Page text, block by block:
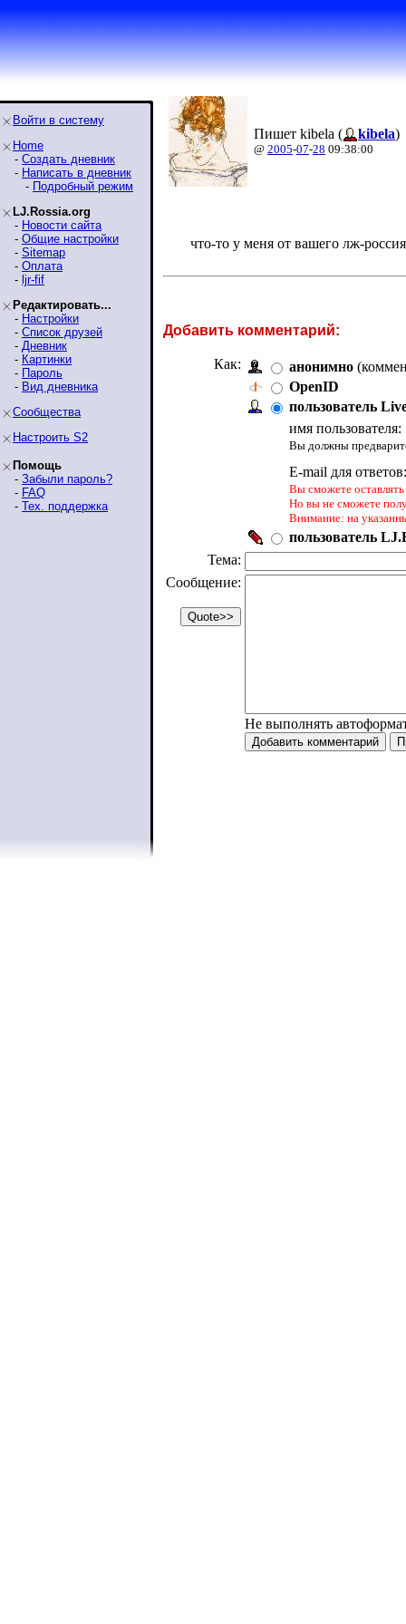
Войти в систему
Home
- Создать дневник
- Написать в дневник
- Подробный режим
LJ.Rossia.org
- Новости сайта
- Общие настройки
- Sitemap
- Оплата
- ljr-fif
Редактировать...
- Настройки
- Список друзей
- Дневник
- Картинки
- Пароль
- Вид дневника
Сообщества
Настроить S2
Помощь
- Забыли пароль?
- FAQ
- Тех. поддержка
Пишет kibela ( kibela)
@ 2005-07-28 09:38:00
что-то у меня от вашего лж-
Добавить комментарий:
Как: анонимно
OpenID
пользователь
имя пользователя:
Вы должны
E-mail для
Вы сможете
Но вы не сможете
Внимание: на
пользователь
Тема:
Сообщение:
Не выполнять